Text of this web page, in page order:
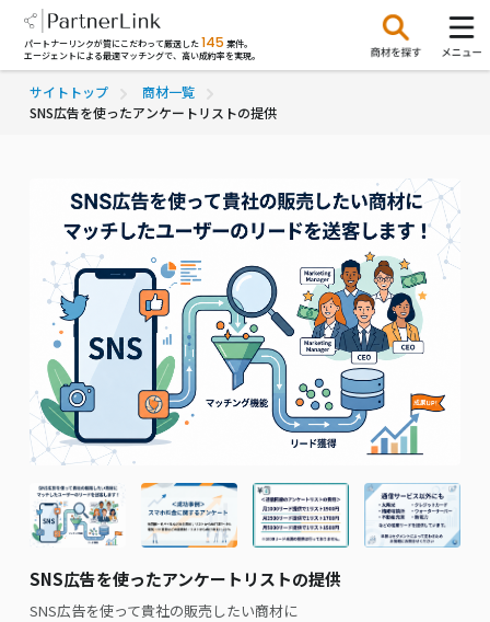
パートナーリンクが質にこだわって厳選した 145 案件。
エージェントによる最適マッチングで、高い成約率を実現。
サイトトップ
商材一覧
SNS広告を使ったアンケートリストの提供
SNS広告を使ったアンケートリストの提供
SNS広告を使って貴社の販売したい商材に